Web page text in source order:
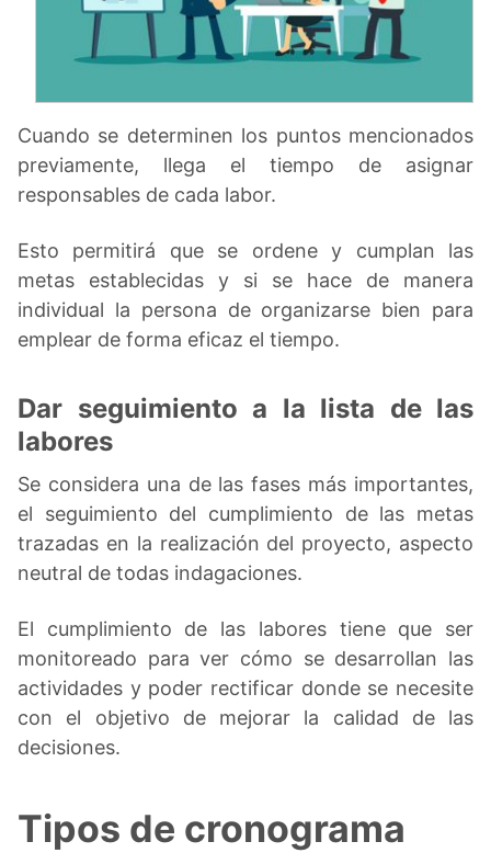
Cuando se determinen los puntos mencionados
previamente, llega el tiempo de asignar
responsables de cada labor.
Esto permitirá que se ordene y cumplan las
metas establecidas y si se hace de manera
individual la persona de organizarse bien para
emplear de forma eficaz el tiempo.
Dar seguimiento a la lista de las
labores
Se considera una de las fases más importantes,
el seguimiento del cumplimiento de las metas
trazadas en la realización del proyecto, aspecto
neutral de todas indagaciones.
El cumplimiento de las labores tiene que ser
monitoreado para ver cómo se desarrollan las
actividades y poder rectificar donde se necesite
con el objetivo de mejorar la calidad de las
decisiones.
Tipos de cronograma